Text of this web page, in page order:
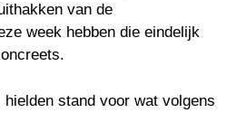
van de
week hebben die eindelijk
stand voor wat volgens